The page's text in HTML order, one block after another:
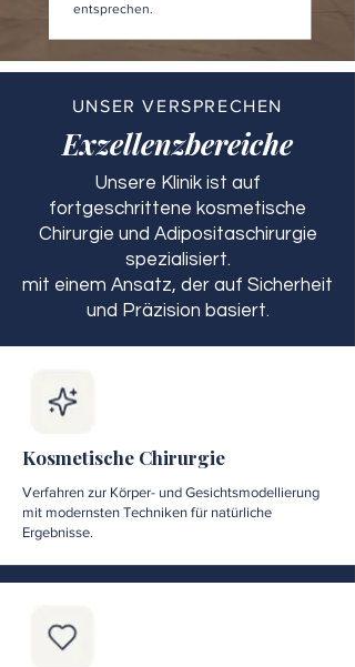
entsprechen.
UNSER VERSPRECHEN
Exzellenzbereiche
Unsere Klinik ist auf
fortgeschrittene kosmetische
Chirurgie und Adipositaschirurgie
spezialisiert.
mit einem Ansatz, der auf Sicherheit
und Präzision basiert.
Kosmetische Chirurgie
Verfahren zur Körper- und Gesichtsmodellierung
mit modernsten Techniken für natürliche
Ergebnisse.